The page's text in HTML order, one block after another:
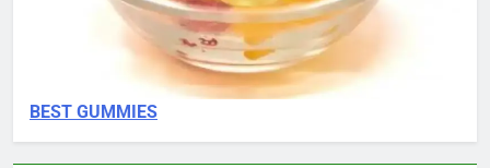
BEST GUMMIES